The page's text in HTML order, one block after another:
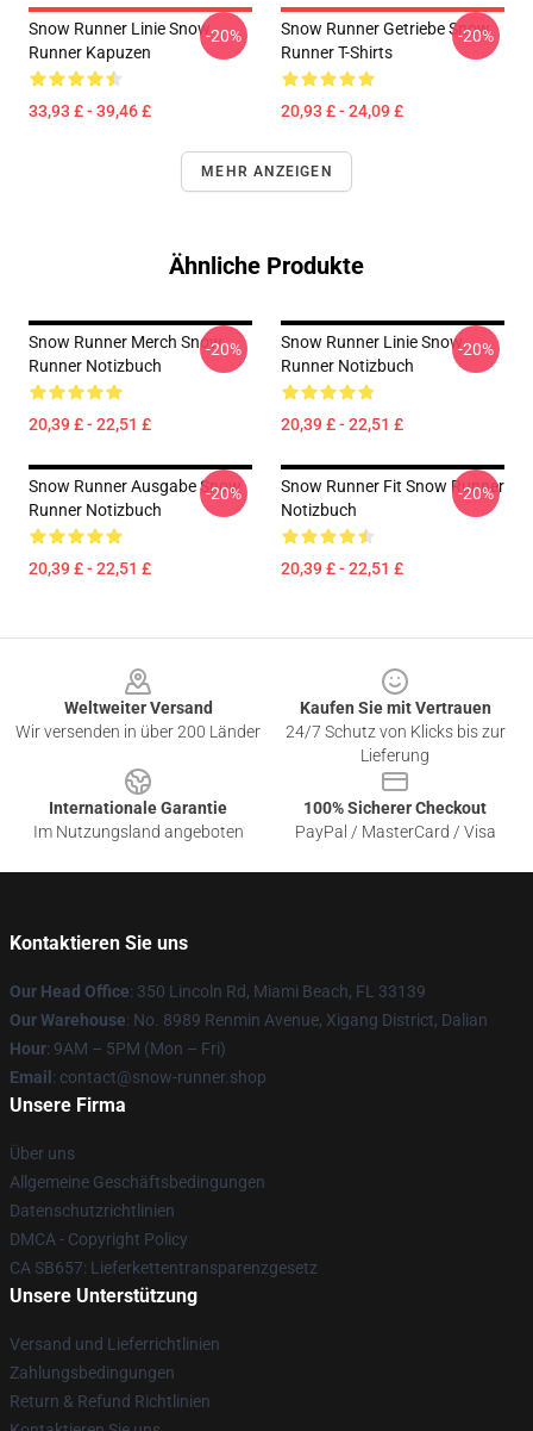
Snow Runner Linie Snow
Runner Kapuzen
33,93 £ - 39,46 £
-20%
Snow Runner Getriebe Snow
Runner T-Shirts
20,93 £ - 24,09 £
-20%
MEHR ANZEIGEN
Ähnliche Produkte
Snow Runner Merch Snow
Runner Notizbuch
20,39 £ - 22,51 £
-20%
Snow Runner Linie Snow
Runner Notizbuch
20,39 £ - 22,51 £
-20%
Snow Runner Ausgabe Snow
Runner Notizbuch
20,39 £ - 22,51 £
-20%
Snow Runner Fit Snow Runner
Notizbuch
20,39 £ - 22,51 £
-20%
Weltweiter Versand
Wir versenden in über 200 Länder
Kaufen Sie mit Vertrauen
24/7 Schutz von Klicks bis zur
Lieferung
Internationale Garantie
Im Nutzungsland angeboten
100% Sicherer Checkout
PayPal / MasterCard / Visa
Kontaktieren Sie uns
Our Head Office: 350 Lincoln Rd, Miami Beach, FL 33139
Our Warehouse: No. 8989 Renmin Avenue, Xigang District, Dalian
Hour: 9AM – 5PM (Mon – Fri)
Email : contact@snow-runner.shop
Unsere Firma
Über uns
Allgemeine Geschäftsbedingungen
Datenschutzrichtlinien
DMCA - Copyright Policy
CA SB657: Lieferkettentransparenzgesetz
Unsere Unterstützung
Versand und Lieferrichtlinien
Zahlungsbedingungen
Return & Refund Richtlinien